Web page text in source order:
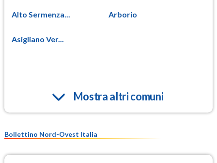
Alto Sermenza... Arborio
Asigliano Ver...
Mostra altri comuni
Bollettino Nord-Ovest Italia